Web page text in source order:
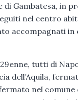
Gambatesa, in
nel centro
accompagnati in
29enne, tutti di
dell’Aquila,
nel